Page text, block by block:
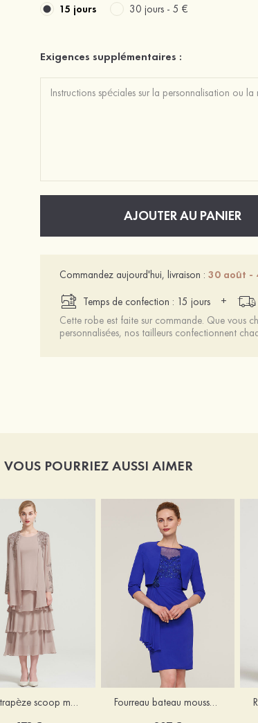
Mariée onirique polyester soutien-gorge
12 €
15 jours 30 jours -5 €
Exigences supplémentaires :
AJOUTER AU PANIER
Commandez aujourd'hui, livraison :30 août -
Temps de confection : 15 jours
+
Cette robe est faite sur commande. Que vous
personnalisées, nos tailleurs confectionnent
VOUS POURRIEZ AUSSI AIMER
Robe trapèze scoop mousseline longueur mollet robe de mère de la mariée avec appliqué volants veste Fourreau bateau mousseline longueur genou robe de mère de la mariée avec appliqué perle plissé veste